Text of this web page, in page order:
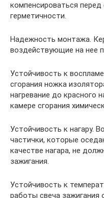
компенсироваться перед
герметичности.
Надежность монтажа.
воздействующие на нее
Устойчивость к
сгорания ножка
нагревание до красного
камере сгорания
Устойчивость к нагару.
частички, которые
качестве нагара, не
зажигания.
Устойчивость к
работы свеча зажигания